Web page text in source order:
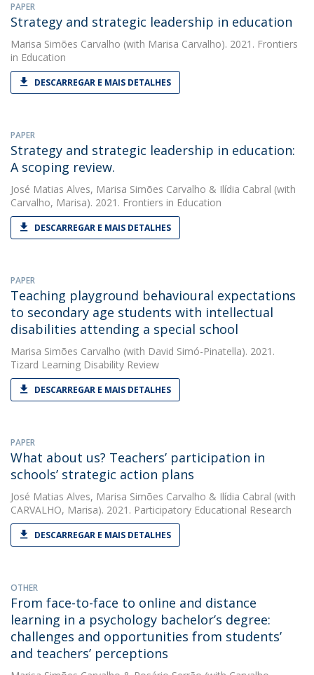
PAPER
Strategy and strategic leadership in education
Marisa Simões Carvalho (with Marisa Carvalho). 2021. Frontiers
in Education
DESCARREGAR E MAIS DETALHES
PAPER
Strategy and strategic leadership in education:
A scoping review.
José Matias Alves, Marisa Simões Carvalho & Ilídia Cabral (with
Carvalho, Marisa). 2021. Frontiers in Education
DESCARREGAR E MAIS DETALHES
PAPER
Teaching playground behavioural expectations
to secondary age students with intellectual
disabilities attending a special school
Marisa Simões Carvalho (with David Simó-Pinatella). 2021.
Tizard Learning Disability Review
DESCARREGAR E MAIS DETALHES
PAPER
What about us? Teachers’ participation in
schools’ strategic action plans
José Matias Alves, Marisa Simões Carvalho & Ilídia Cabral (with
CARVALHO, Marisa). 2021. Participatory Educational Research
DESCARREGAR E MAIS DETALHES
OTHER
From face-to-face to online and distance
learning in a psychology bachelor’s degree:
challenges and opportunities from students’
and teachers’ perceptions